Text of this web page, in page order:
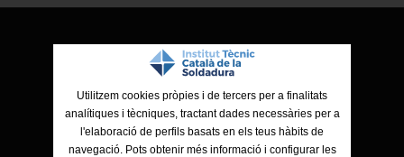
ITCS - Institut Tècnic Català de la Soldadura
08191 Rubí (Barcelona)
Utilitzem cookies pròpies i de tercers per a finalitats
analítiques i tècniques, tractant dades necessàries per a
l'elaboració de perfils basats en els teus hàbits de
navegació. Pots obtenir més informació i configurar les